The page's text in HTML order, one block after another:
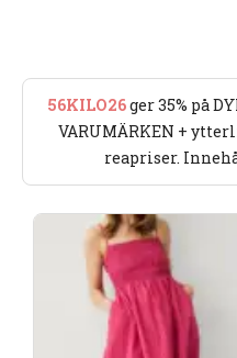
56KILO26ger 35% på
VARUMÄRKEN +
reapriser.